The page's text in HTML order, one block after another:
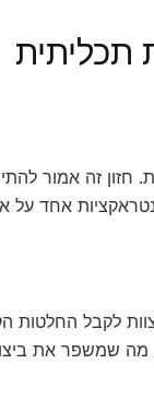
תכליתית
זה אמור
אחד
לקבל
שמשפר את